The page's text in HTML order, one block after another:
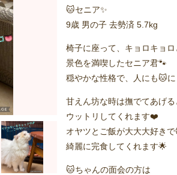
🐱セニア✨
9歳 男の子 去勢済 5.7kg
椅子に座って、キョロキョ
景色を満喫したセニア君🐾
穏やかな性格で、人にも🐱
甘えん坊な時は撫でてあげる
ウットリしてくれます❤️
オヤツとご飯が大大大好きで
綺麗に完食してくれます🌟
🐱ちゃんの面会の方は